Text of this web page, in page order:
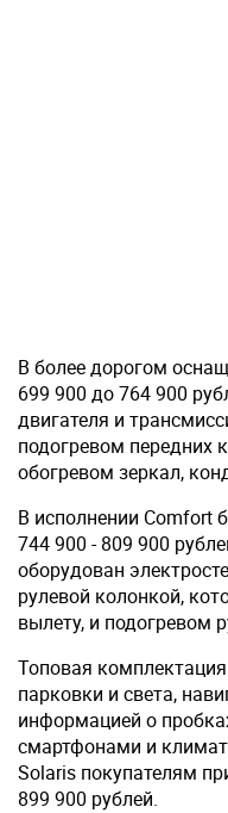
В более дорогом
699 900 до 764 900
двигателя и
подогревом передних
обогревом зеркал,
В исполнении Comfort
744 900 - 809 900
оборудован
рулевой колонкой,
вылету, и подогревом
Топовая
парковки и света,
информацией о
смартфонами и
Solaris покупателям
899 900 рублей.